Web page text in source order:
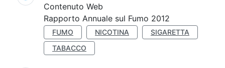
Contenuto Web
Rapporto Annuale sul Fumo 2012
FUMO NICOTINA
SIGARETTA
TABACCO